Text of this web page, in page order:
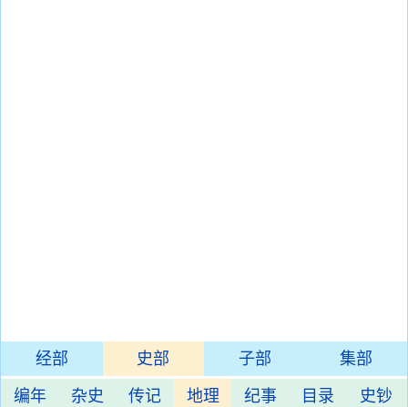
经部 史部 子部 集部
编年 杂史 传记 地理 纪事 目录 史钞